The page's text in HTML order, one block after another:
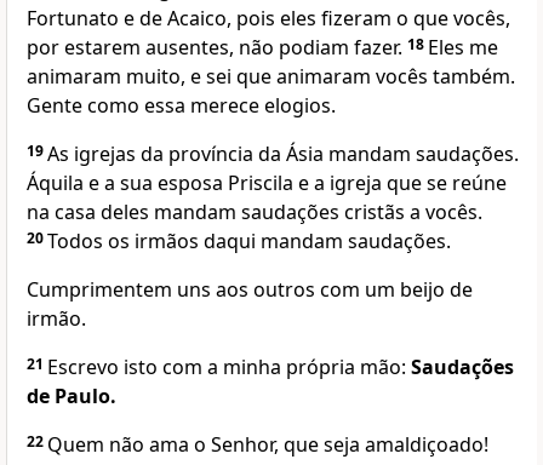
Fortunato e de Acaico, pois eles fizeram o que vocês,
por estarem ausentes, não podiam fazer. 18 Eles me
animaram muito, e sei que animaram vocês também.
Gente como essa merece elogios.
19As igrejas da província da Ásia mandam saudações.
Áquila e a sua esposa Priscila e a igreja que se reúne
na casa deles mandam saudações cristãs a vocês.
20Todos os irmãos daqui mandam saudações.
Cumprimentem uns aos outros com um beijo de
irmão.
21 Escrevo isto com a minha própria mão: Saudações
de Paulo.
22 Quem não ama o Senhor, que seja amaldiçoado!